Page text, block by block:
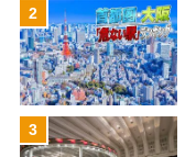
2
3